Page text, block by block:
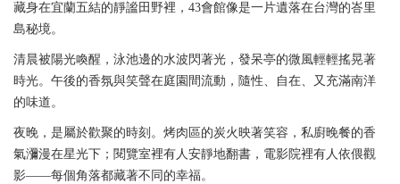
藏身在宜蘭五結的靜謐田野裡，43會館像是一片遺落在台灣的峇里
島秘境。
清晨被陽光喚醒，泳池邊的水波閃著光，發呆亭的微風輕輕搖晃著
時光。午後的香氛與笑聲在庭園間流動，隨性、自在、又充滿南洋
的味道。
夜晚，是屬於歡聚的時刻。烤肉區的炭火映著笑容，私廚晚餐的香
氣瀰漫在星光下；閱覽室裡有人安靜地翻書，電影院裡有人依偎觀
影——每個角落都藏著不同的幸福。